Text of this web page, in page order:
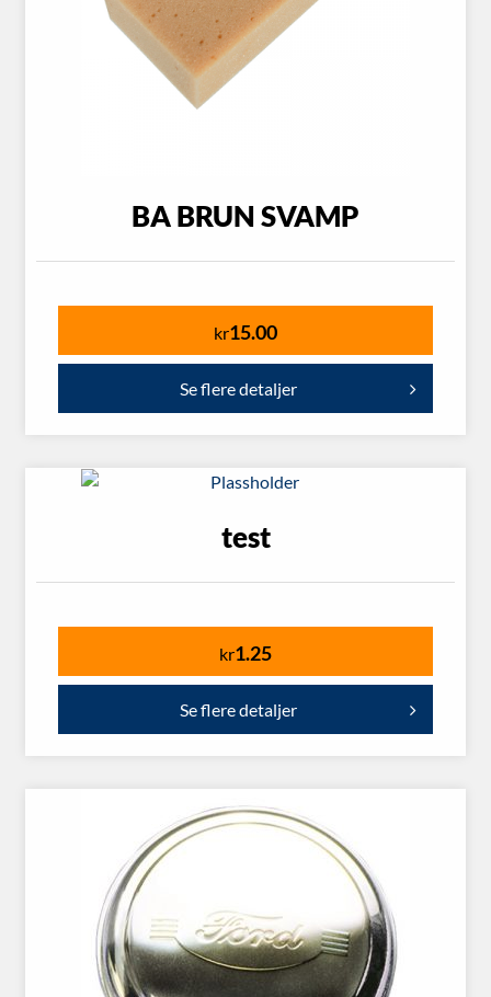
BA BRUN SVAMP
kr15.00
Se flere detaljer
test
kr1.25
Se flere detaljer